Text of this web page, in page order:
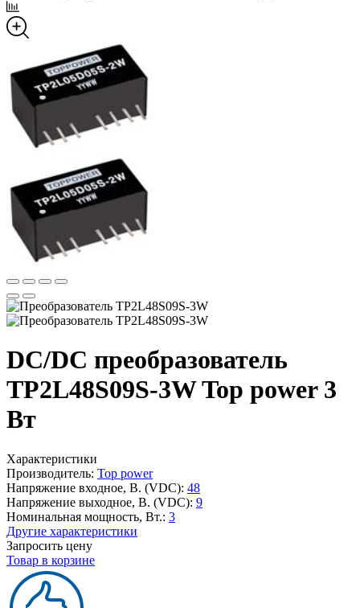
DC/DC преобразователь
TP2L48S09S-3W Top power 3
Вт
Характеристики
Производитель: Top power
Напряжение входное, В. (VDC): 48
Напряжение выходное, В. (VDC): 9
Номинальная мощность, Вт.: 3
Другие характеристики
Запросить цену
Товар в корзине